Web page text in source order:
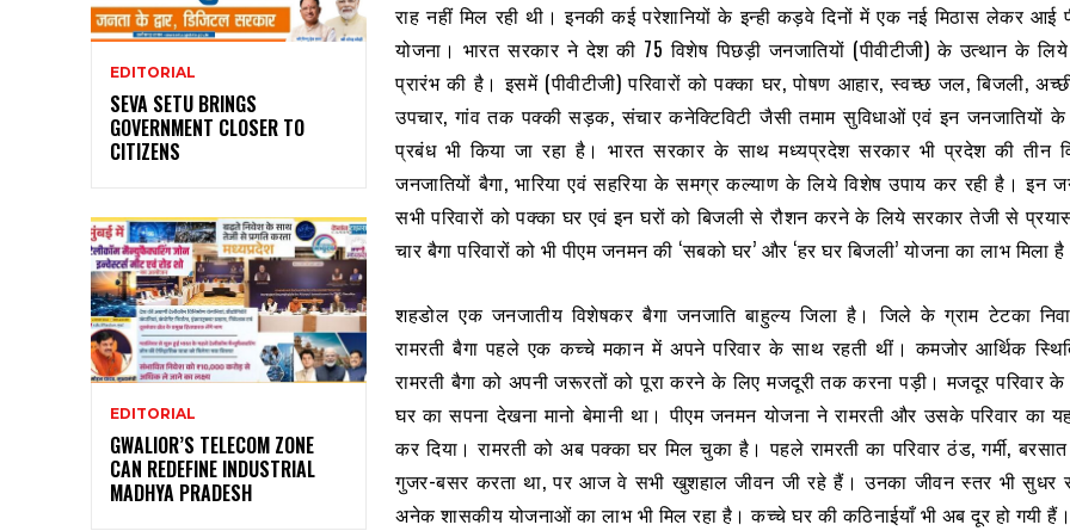
EDITORIAL
SEVA SETU BRINGS
GOVERNMENT CLOSER TO
CITIZENS
EDITORIAL
GWALIOR’S TELECOM ZONE
CAN REDEFINE INDUSTRIAL
MADHYA PRADESH
राह नहीं मिल रही थी। इनकी कई परेशानियों के इन्ही कड़वे दिनों में एक नई मिठास लेकर आई
योजना। भारत सरकार ने देश की 75 विशेष पिछड़ी जनजातियों (पीवीटीजी) के उत्थान के
प्रारंभ की है। इसमें (पीवीटीजी) परिवारों को पक्का घर, पोषण आहार, स्वच्छ जल, बिजली, अच्छी
उपचार, गांव तक पक्की सड़क, संचार कनेक्टिविटी जैसी तमाम सुविधाओं एवं इन जनजातियों के
प्रबंध भी किया जा रहा है। भारत सरकार के साथ मध्यप्रदेश सरकार भी प्रदेश की तीन
जनजातियों बैगा, भारिया एवं सहरिया के समग्र कल्याण के लिये विशेष उपाय कर रही है। इन
सभी परिवारों को पक्का घर एवं इन घरों को बिजली से रौशन करने के लिये सरकार तेजी से
चार बैगा परिवारों को भी पीएम जनमन की ‘सबको घर’ और ‘हर घर बिजली’ योजना का लाभ मिला
शहडोल एक जनजातीय विशेषकर बैगा जनजाति बाहुल्य जिला है। जिले के ग्राम टेटका
रामरती बैगा पहले एक कच्चे मकान में अपने परिवार के साथ रहती थीं। कमजोर आर्थिक
रामरती बैगा को अपनी जरूरतों को पूरा करने के लिए मजदूरी तक करना पड़ी। मजदूर परिवार
घर का सपना देखना मानो बेमानी था। पीएम जनमन योजना ने रामरती और उसके परिवार का
कर दिया। रामरती को अब पक्का घर मिल चुका है। पहले रामरती का परिवार ठंड, गर्मी,
गुजर-बसर करता था, पर आज वे सभी खुशहाल जीवन जी रहे हैं। उनका जीवन स्तर भी सुधर
अनेक शासकीय योजनाओं का लाभ भी मिल रहा है। कच्चे घर की कठिनाईयाँ भी अब दूर हो गयी